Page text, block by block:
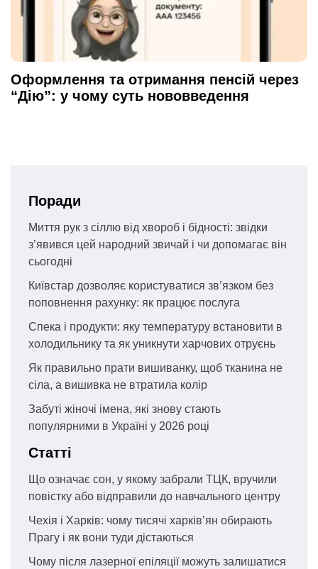
Оформлення та отримання пенсій через
“Дію”: у чому суть нововведення
Поради
Миття рук з сіллю від хвороб і бідності: звідки
з’явився цей народний звичай і чи допомагає він
сьогодні
Київстар дозволяє користуватися зв’язком без
поповнення рахунку: як працює послуга
Спека і продукти: яку температуру встановити в
холодильнику та як уникнути харчових отруєнь
Як правильно прати вишиванку, щоб тканина не
сіла, а вишивка не втратила колір
Забуті жіночі імена, які знову стають
популярними в Україні у 2026 році
Статті
Що означає сон, у якому забрали ТЦК, вручили
повістку або відправили до навчального центру
Чехія і Харків: чому тисячі харків’ян обирають
Прагу і як вони туди дістаються
Чому після лазерної епіляції можуть залишатися